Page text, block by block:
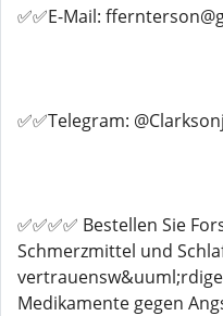
✅✅E-Mail:
✅✅Telegram:
✅✅✅✅ Bestellen Sie
Schmerzmittel und
Medikamente gegen